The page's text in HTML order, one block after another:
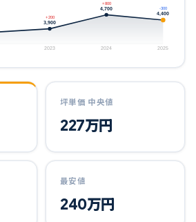
3,900
+200
2023
4,700
+800
2024
4,400
-300
2025
坪単価 中央値
227万円
最安値
240万円